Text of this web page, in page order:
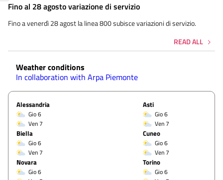
Fino al 28 agosto variazione di servizio
Fino a venerdì 28 agost la linea 800 subisce variazioni di servizio.
READ ALL
Weather conditions
In collaboration with Arpa Piemonte
Alessandria
Gio 6
Ven 7
Asti
Gio 6
Ven 7
Biella
Gio 6
Ven 7
Cuneo
Gio 6
Ven 7
Novara
Gio 6
Torino
Gio 6